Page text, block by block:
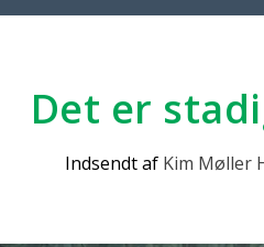
Det er
Indsendt af Kim Møller